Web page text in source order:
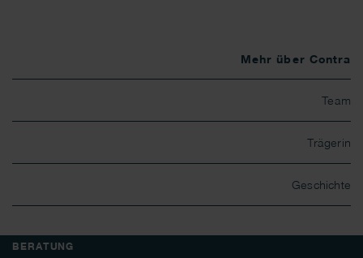
Mehr über Contra
Team
Trägerin
Geschichte
BERATUNG